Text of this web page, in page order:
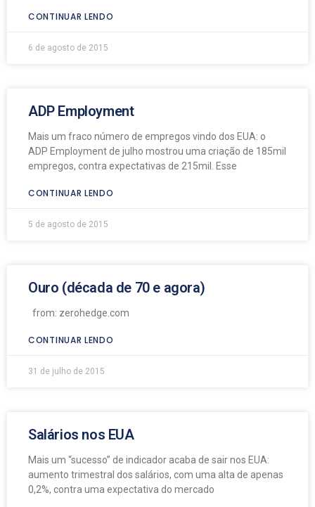
CONTINUAR LENDO
6 de agosto de 2015
ADP Employment
Mais um fraco número de empregos vindo dos EUA: o
ADP Employment de julho mostrou uma criação de 185mil
empregos, contra expectativas de 215mil. Esse
CONTINUAR LENDO
5 de agosto de 2015
Ouro (década de 70 e agora)
from: zerohedge.com
CONTINUAR LENDO
31 de julho de 2015
Salários nos EUA
Mais um “sucesso” de indicador acaba de sair nos EUA:
aumento trimestral dos salários, com uma alta de apenas
0,2%, contra uma expectativa do mercado